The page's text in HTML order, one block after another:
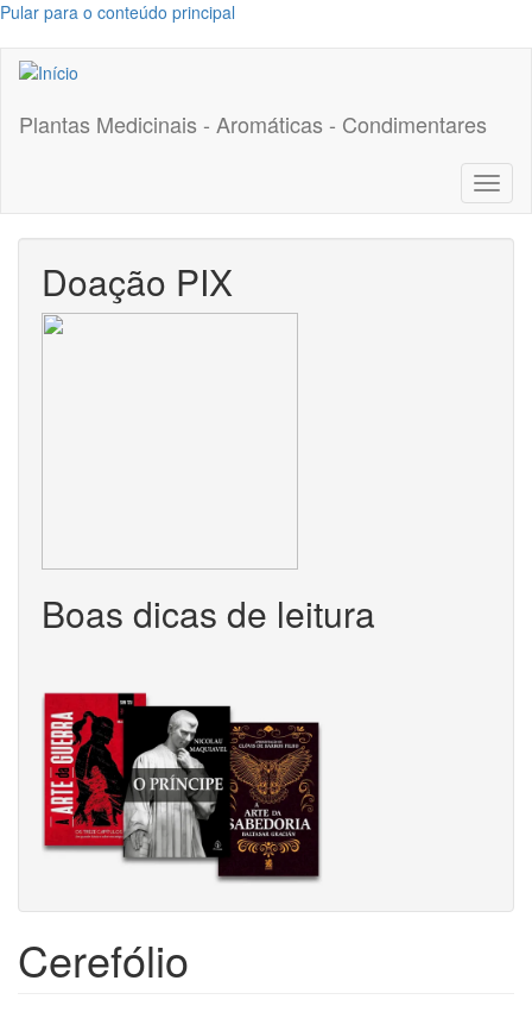
Pular para o conteúdo principal
Plantas Medicinais - Aromáticas - Condimentares
Doação PIX
Boas dicas de leitura
Cerefólio